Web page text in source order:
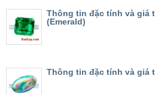
Thông tin đặc tính và giá
(Emerald)
Thông tin đặc tính và giá